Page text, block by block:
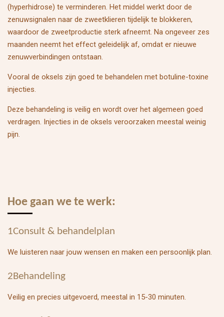
(hyperhidrose) te verminderen. Het middel werkt door de
zenuwsignalen naar de zweetklieren tijdelijk te blokkeren,
waardoor de zweetproductie sterk afneemt. Na ongeveer zes
maanden neemt het effect geleidelijk af, omdat er nieuwe
zenuwverbindingen ontstaan.
Vooral de oksels zijn goed te behandelen met botuline-toxine
injecties.
Deze behandeling is veilig en wordt over het algemeen goed
verdragen. Injecties in de oksels veroorzaken meestal weinig
pijn.
Hoe gaan we te werk:
1Consult & behandelplan
We luisteren naar jouw wensen en maken een persoonlijk plan.
2Behandeling
Veilig en precies uitgevoerd, meestal in 15-30 minuten.